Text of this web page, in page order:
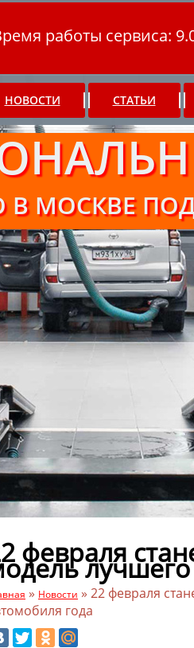
работы сервиса:
НОВОСТИ СТАТЬИ
В МОСКВЕ
февраля
» Новости » 22 февраля
года